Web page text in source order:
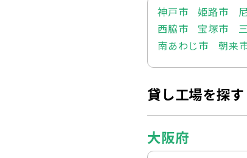
神戸市 姫路市
西脇市
宝塚市
南あわじ市
朝来
貸し工場を探す
大阪府